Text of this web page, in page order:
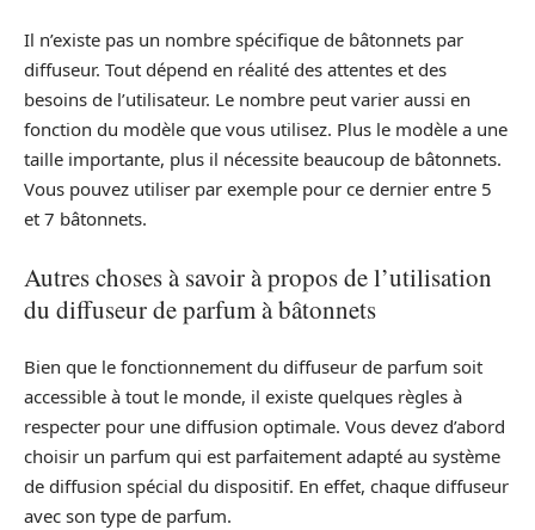
Il n’existe pas un nombre spécifique de bâtonnets par
diffuseur. Tout dépend en réalité des attentes et des
besoins de l’utilisateur. Le nombre peut varier aussi en
fonction du modèle que vous utilisez. Plus le modèle a une
taille importante, plus il nécessite beaucoup de bâtonnets.
Vous pouvez utiliser par exemple pour ce dernier entre 5
et 7 bâtonnets.
Autres choses à savoir à propos de l’utilisation
du diffuseur de parfum à bâtonnets
Bien que le fonctionnement du diffuseur de parfum soit
accessible à tout le monde, il existe quelques règles à
respecter pour une diffusion optimale. Vous devez d’abord
choisir un parfum qui est parfaitement adapté au système
de diffusion spécial du dispositif. En effet, chaque diffuseur
avec son type de parfum.